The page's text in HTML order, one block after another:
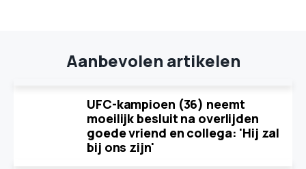
Aanbevolen artikelen
UFC-kampioen (36) neemt
moeilijk besluit na overlijden
goede vriend en collega: 'Hij zal
bij ons zijn'